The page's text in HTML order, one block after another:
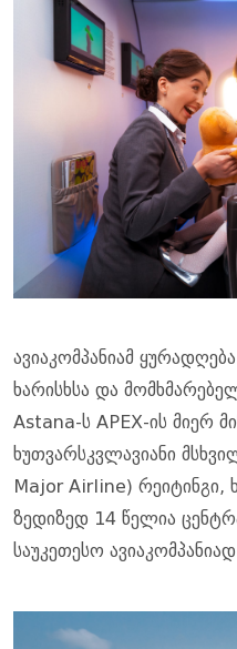
ავიაკომპანიამ
ხარისხსა და
Astana-ს APEX-ის მიერ
ხუთვარსკვლავიანი
Major Airline)
ზედიზედ 14 წელია
საუკეთესო